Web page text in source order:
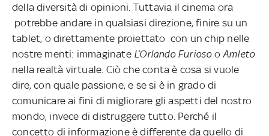
della diversità di opinioni. Tuttavia il cinema ora
potrebbe andare in qualsiasi direzione, finire su un
tablet, o direttamente proiettato con un chip nelle
nostre menti: immaginate L’Orlando FuriosooAmleto
nella realtà virtuale. Ciò che conta è cosa si vuole
dire, con quale passione, e se si è in grado di
comunicare ai fini di migliorare gli aspetti del nostro
mondo, invece di distruggere tutto. Perché il
concetto di informazione è differente da quello di